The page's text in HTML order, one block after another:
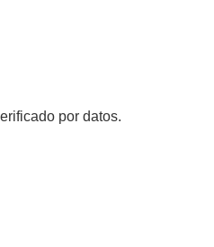
por datos.